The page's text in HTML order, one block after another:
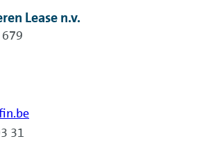
Lease n.v.
31